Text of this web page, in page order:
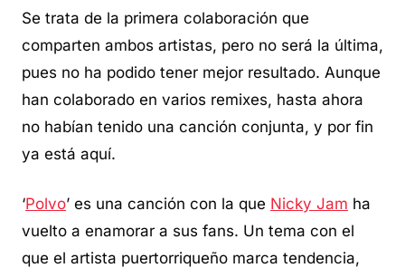
Se trata de la primera colaboración que
comparten ambos artistas, pero no será la última,
pues no ha podido tener mejor resultado. Aunque
han colaborado en varios remixes, hasta ahora
no habían tenido una canción conjunta, y por fin
ya está aquí.
‘Polvo’ es una canción con la que Nicky Jam ha
vuelto a enamorar a sus fans. Un tema con el
que el artista puertorriqueño marca tendencia,